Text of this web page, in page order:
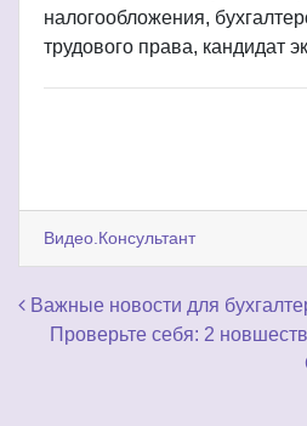
налогообложения,
трудового права, кандидат
Видео.Консультант
Навигация по
Важные новости для
Проверьте себя: 2